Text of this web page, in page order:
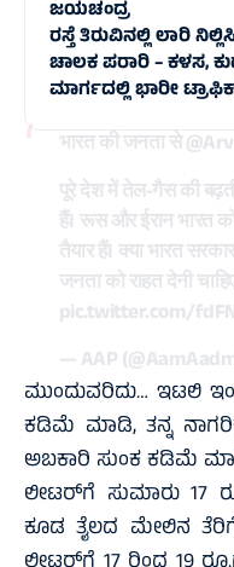
ಜಯಚಂದ್ರ
ರಸ್ತೆ ತಿರುವಿನಲ್ಲಿ ಲಾರಿ
ಚಾಲಕ ಪರಾರಿ – ಕಳಸ,
ಮಾರ್ಗದಲ್ಲಿ‌ ಭಾರೀ
भारत की जनता से
पूरे देश में तेल-गैस की
हैं। रूस और ईरान भारत
तैयार हैं। क्या भारत
जनता को राहत देनी
pic.twitter.com/
— AAP
ಮುಂದುವರಿದು… ಇಟಲಿ
ಕಡಿಮೆ ಮಾಡಿ, ತನ್ನ
ಅಬಕಾರಿ ಸುಂಕ ಕಡಿಮೆ
ಲೀಟರ್‌ಗೆ ಸುಮಾರು 17
ಕೂಡ ತೈಲದ ಮೇಲಿನ